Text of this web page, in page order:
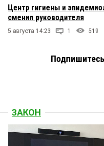
Центр гигиены и
сменил руководителя
5 августа 14:23 1 519
ЗАКОН